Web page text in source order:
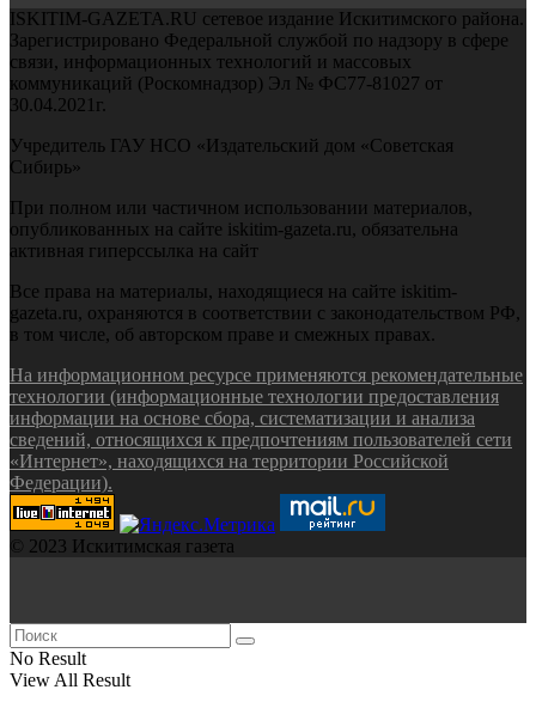
ISKITIM-GAZETA.RU сетевое издание Искитимского района.
Зарегистрировано Федеральной службой по надзору в сфере
связи, информационных технологий и массовых
коммуникаций (Роскомнадзор) Эл № ФС77-81027 от
30.04.2021г.
Учредитель ГАУ НСО «Издательский дом «Советская
Сибирь»
При полном или частичном использовании материалов,
опубликованных на сайте iskitim-gazeta.ru, обязательна
активная гиперссылка на сайт
Все права на материалы, находящиеся на сайте iskitim-
gazeta.ru, охраняются в соответствии с законодательством РФ,
в том числе, об авторском праве и смежных правах.
На информационном ресурсе применяются рекомендательные
технологии (информационные технологии предоставления
информации на основе сбора, систематизации и анализа
сведений, относящихся к предпочтениям пользователей сети
«Интернет», находящихся на территории Российской
Федерации).
© 2023 Искитимская газета
No Result
View All Result